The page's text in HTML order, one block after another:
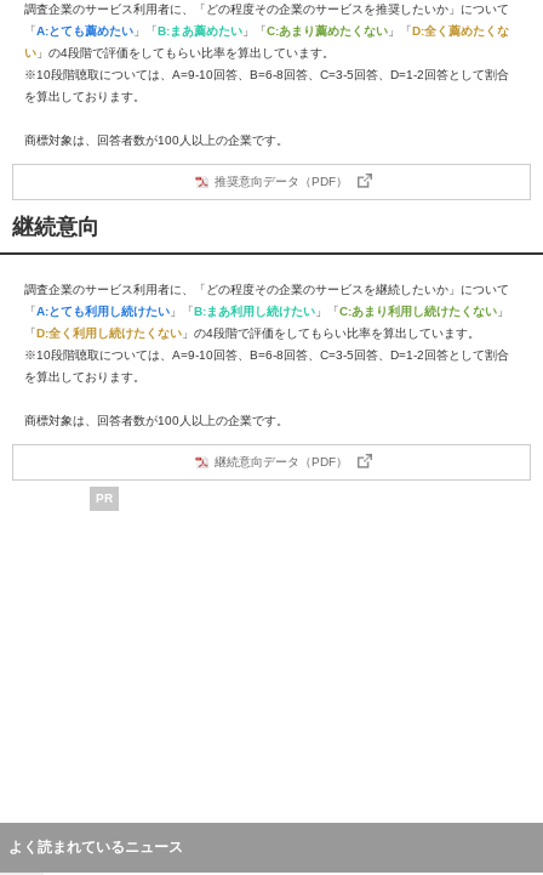
調査企業のサービス利用者に、「どの程度その企業のサービスを推奨したいか」について
「A:とても薦めたい 」「B:まあ薦めたい 」「C:あまり薦めたくない 」「D:全く薦めたくな
い 」の4段階で評価をしてもらい比率を算出しています。
※10段階聴取については、A=9-10回答、B=6-8回答、C=3-5回答、D=1-2回答として割合
を算出しております。
商標対象は、回答者数が100人以上の企業です。
推奨意向データ（PDF）
継続意向
調査企業のサービス利用者に、「どの程度その企業のサービスを継続したいか」について
「A:とても利用し続けたい 」「B:まあ利用し続けたい 」「C:あまり利用し続けたくない 」
「D:全く利用し続けたくない 」の4段階で評価をしてもらい比率を算出しています。
※10段階聴取については、A=9-10回答、B=6-8回答、C=3-5回答、D=1-2回答として割合
を算出しております。
商標対象は、回答者数が100人以上の企業です。
継続意向データ（PDF）
PR
よく読まれているニュース